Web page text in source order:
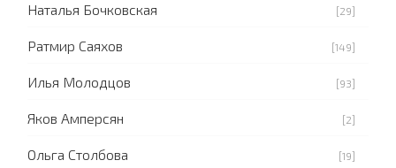
Наталья Бочковская [29]
Ратмир Саяхов [149]
Илья Молодцов [93]
Яков Амперсян [2]
Ольга Столбова [19]